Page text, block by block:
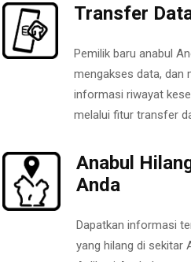
Transfer
Pemilik baru anabul
mengakses data, dan
informasi riwayat
melalui fitur transfer
Anabul
Anda
Dapatkan informasi
yang hilang di sekitar